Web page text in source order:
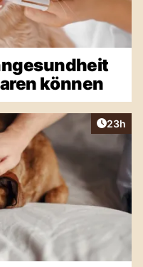
können
Artikel
23h